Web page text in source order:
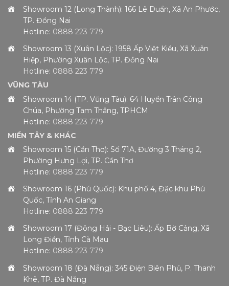
Showroom 12 (Long Thành): 166 Lê Duẩn, Xã An Phước,
TP. Đồng Nai
Hotline: 0888 223 779
Showroom 13 (Xuân Lộc): 1958 Ấp Việt Kiều, Xã Xuân
Hiệp, Phường Xuân Lộc, TP. Đồng Nai
Hotline: 0888 223 779
VŨNG TÀU
Showroom 14 (TP. Vũng Tàu): 64 Huyền Trân Công
Chúa, Phường Tam Thắng, TPHCM
Hotline: 0888 223 779
MIỀN TÂY & KHÁC
Showroom 15 (Cần Thơ): Số 71A, Đường 3 Tháng 2,
Phường Hưng Lợi, TP. Cần Thơ
Hotline: 0888 223 779
Showroom 16 (Phú Quốc): Khu phố 4, Đặc khu Phú
Quốc, Tỉnh An Giang
Hotline: 0888 223 779
Showroom 17 (Đông Hải - Bạc Liêu): Ấp Bờ Cảng, Xã
Long Điền, Tỉnh Cà Mau
Hotline: 0888 223 779
Showroom 18 (Đà Nẵng): 345 Điện Biên Phủ, P. Thanh
Khê, TP. Đà Nẵng